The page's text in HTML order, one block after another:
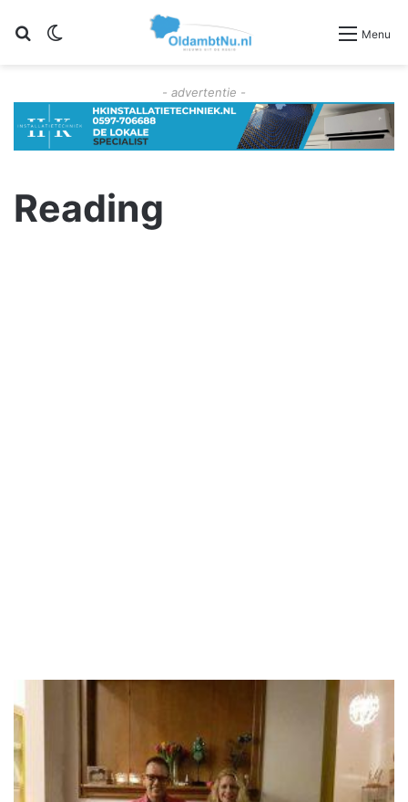
Zoeken Menu
- advertentie -
Reading